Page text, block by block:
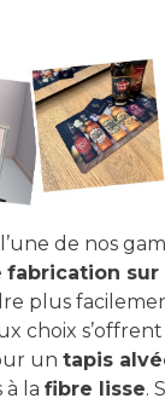
de nos
fabrication sur
plus
choix s’offrent
un tapis
à la fibre lisse.